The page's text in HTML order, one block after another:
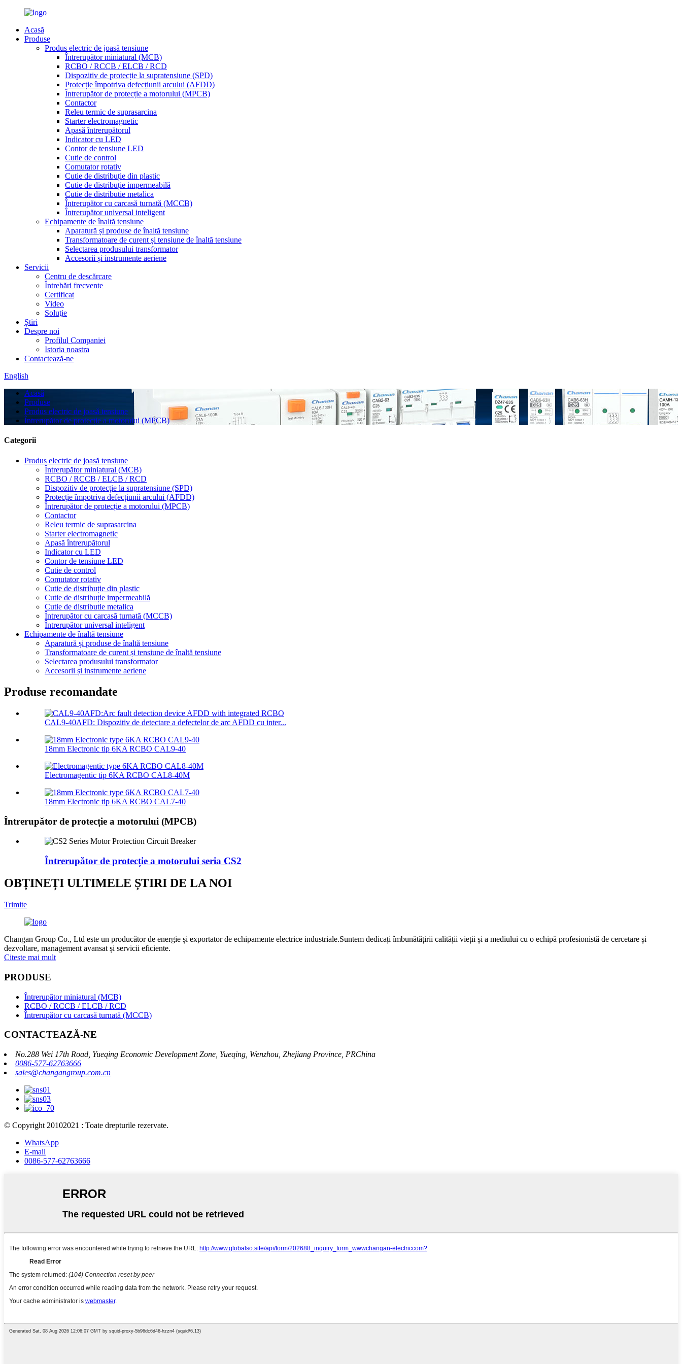
Acasă
Produse
Produs electric de joasă tensiune
Întrerupător miniatural (MCB)
RCBO / RCCB / ELCB / RCD
Dispozitiv de protecție la supratensiune (SPD)
Protecție împotriva defecțiunii arcului (AFDD)
Întrerupător de protecție a motorului (MPCB)
Contactor
Releu termic de suprasarcina
Starter electromagnetic
Apasă întrerupătorul
Indicator cu LED
Contor de tensiune LED
Cutie de control
Comutator rotativ
Cutie de distribuție din plastic
Cutie de distribuție impermeabilă
Cutie de distributie metalica
Întrerupător cu carcasă turnată (MCCB)
Întrerupător universal inteligent
Echipamente de înaltă tensiune
Aparatură și produse de înaltă tensiune
Transformatoare de curent și tensiune de înaltă tensiune
Selectarea produsului transformator
Accesorii și instrumente aeriene
Servicii
Centru de descărcare
Întrebări frecvente
Certificat
Video
Soluţie
Știri
Despre noi
Profilul Companiei
Istoria noastra
Contactează-ne
English
Acasă
Produse
Produs electric de joasă tensiune
Întrerupător de protecție a motorului (MPCB)
Categorii
Produs electric de joasă tensiune
Întrerupător miniatural (MCB)
RCBO / RCCB / ELCB / RCD
Dispozitiv de protecție la supratensiune (SPD)
Protecție împotriva defecțiunii arcului (AFDD)
Întrerupător de protecție a motorului (MPCB)
Contactor
Releu termic de suprasarcina
Starter electromagnetic
Apasă întrerupătorul
Indicator cu LED
Contor de tensiune LED
Cutie de control
Comutator rotativ
Cutie de distribuție din plastic
Cutie de distribuție impermeabilă
Cutie de distributie metalica
Întrerupător cu carcasă turnată (MCCB)
Întrerupător universal inteligent
Echipamente de înaltă tensiune
Aparatură și produse de înaltă tensiune
Transformatoare de curent și tensiune de înaltă tensiune
Selectarea produsului transformator
Accesorii și instrumente aeriene
Produse recomandate
CAL9-40AFD: Dispozitiv de detectare a defectelor de arc AFDD cu inter...
18mm Electronic tip 6KA RCBO CAL9-40
Electromagentic tip 6KA RCBO CAL8-40M
18mm Electronic tip 6KA RCBO CAL7-40
Întrerupător de protecție a motorului (MPCB)
Întrerupător de protecție a motorului seria CS2
OBȚINEȚI ULTIMELE ȘTIRI DE LA NOI
Trimite
Changan Group Co., Ltd este un producător de energie și exportator de echipamente electrice industriale.Suntem dedicați îmbunătățirii calității vieții și a mediului cu o echipă profesionistă de cercetare și
dezvoltare, management avansat și servicii eficiente.
Citeste mai mult
PRODUSE
Întrerupător miniatural (MCB)
RCBO / RCCB / ELCB / RCD
Întrerupător cu carcasă turnată (MCCB)
CONTACTEAZĂ-NE
No.288 Wei 17th Road, Yueqing Economic Development Zone, Yueqing, Wenzhou, Zhejiang Province, PRChina
0086-577-62763666
sales@changangroup.com.cn
© Copyright 20102021 : Toate drepturile rezervate.
WhatsApp
E-mail
0086-577-62763666